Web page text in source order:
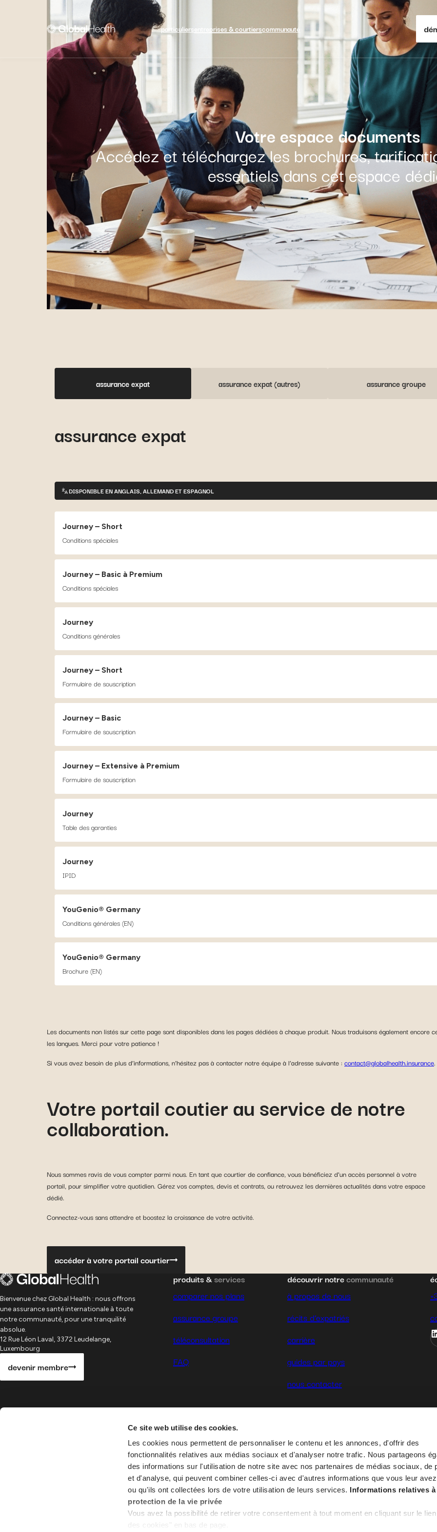
Ce site web utilise des cookies.
Les cookies nous permettent de personnaliser le contenu et les annonces, d'offrir des
fonctionnalités relatives aux médias sociaux et d'analyser notre trafic. Nous partageons
des informations sur l'utilisation de notre site avec nos partenaires de médias sociaux, de
et d'analyse, qui peuvent combiner celles-ci avec d'autres informations que vous leur
ou qu'ils ont collectées lors de votre utilisation de leurs services. Informations relatives à
protection de la vie privée
Vous avez la possibilité de retirer votre consentement à tout moment en cliquant sur le
des cookies" en bas de page.
particuliersentreprises & courtierscommunauté
Votre espace documents
Accédez et téléchargez les brochures,
essentiels dans cet espace
assurance expat assurance expat (autres) assurance groupe
assurance expat
DISPONIBLE EN ANGLAIS, ALLEMAND ET ESPAGNOL
Journey – Short
Conditions spéciales
Journey – Basic à Premium
Conditions spéciales
Journey
Conditions générales
Journey – Short
Formulaire de souscription
Journey – Basic
Formulaire de souscription
Journey – Extensive à Premium
Formulaire de souscription
Journey
Table des garanties
Journey
IPID
YouGenio® Germany
Conditions générales (EN)
YouGenio® Germany
Brochure (EN)
Les documents non listés sur cette page sont disponibles dans les pages dédiées à chaque produit. Nous traduisons également encore
les langues. Merci pour votre patience !
Si vous avez besoin de plus d’informations, n’hésitez pas à contacter notre équipe à l’adresse suivante :contact@globalhealth.insurance.
Votre portail coutier au service de notre
collaboration.
Nous sommes ravis de vous compter parmi nous. En tant que courtier de confiance, vous bénéficiez d’un accès personnel à votre
portail, pour simplifier votre quotidien. Gérez vos comptes, devis et contrats, ou retrouvez les dernières actualités dans votre espace
dédié.
Connectez-vous sans attendre et boostez la croissance de votre activité.
accéder à votre portail courtier
Bienvenue chez Global Health : nous offrons
une assurance santé internationale à toute
notre communauté, pour une tranquilité
absolue.
12 Rue Léon Laval, 3372 Leudelange,
Luxembourg
devenir membre
produits &services
comparer nos plans
assurance groupe
téléconsultation
FAQ
découvrir notrecommunauté
à propos de nous
récits d’expatriés
carrière
guides par pays
nous contacter
conditions